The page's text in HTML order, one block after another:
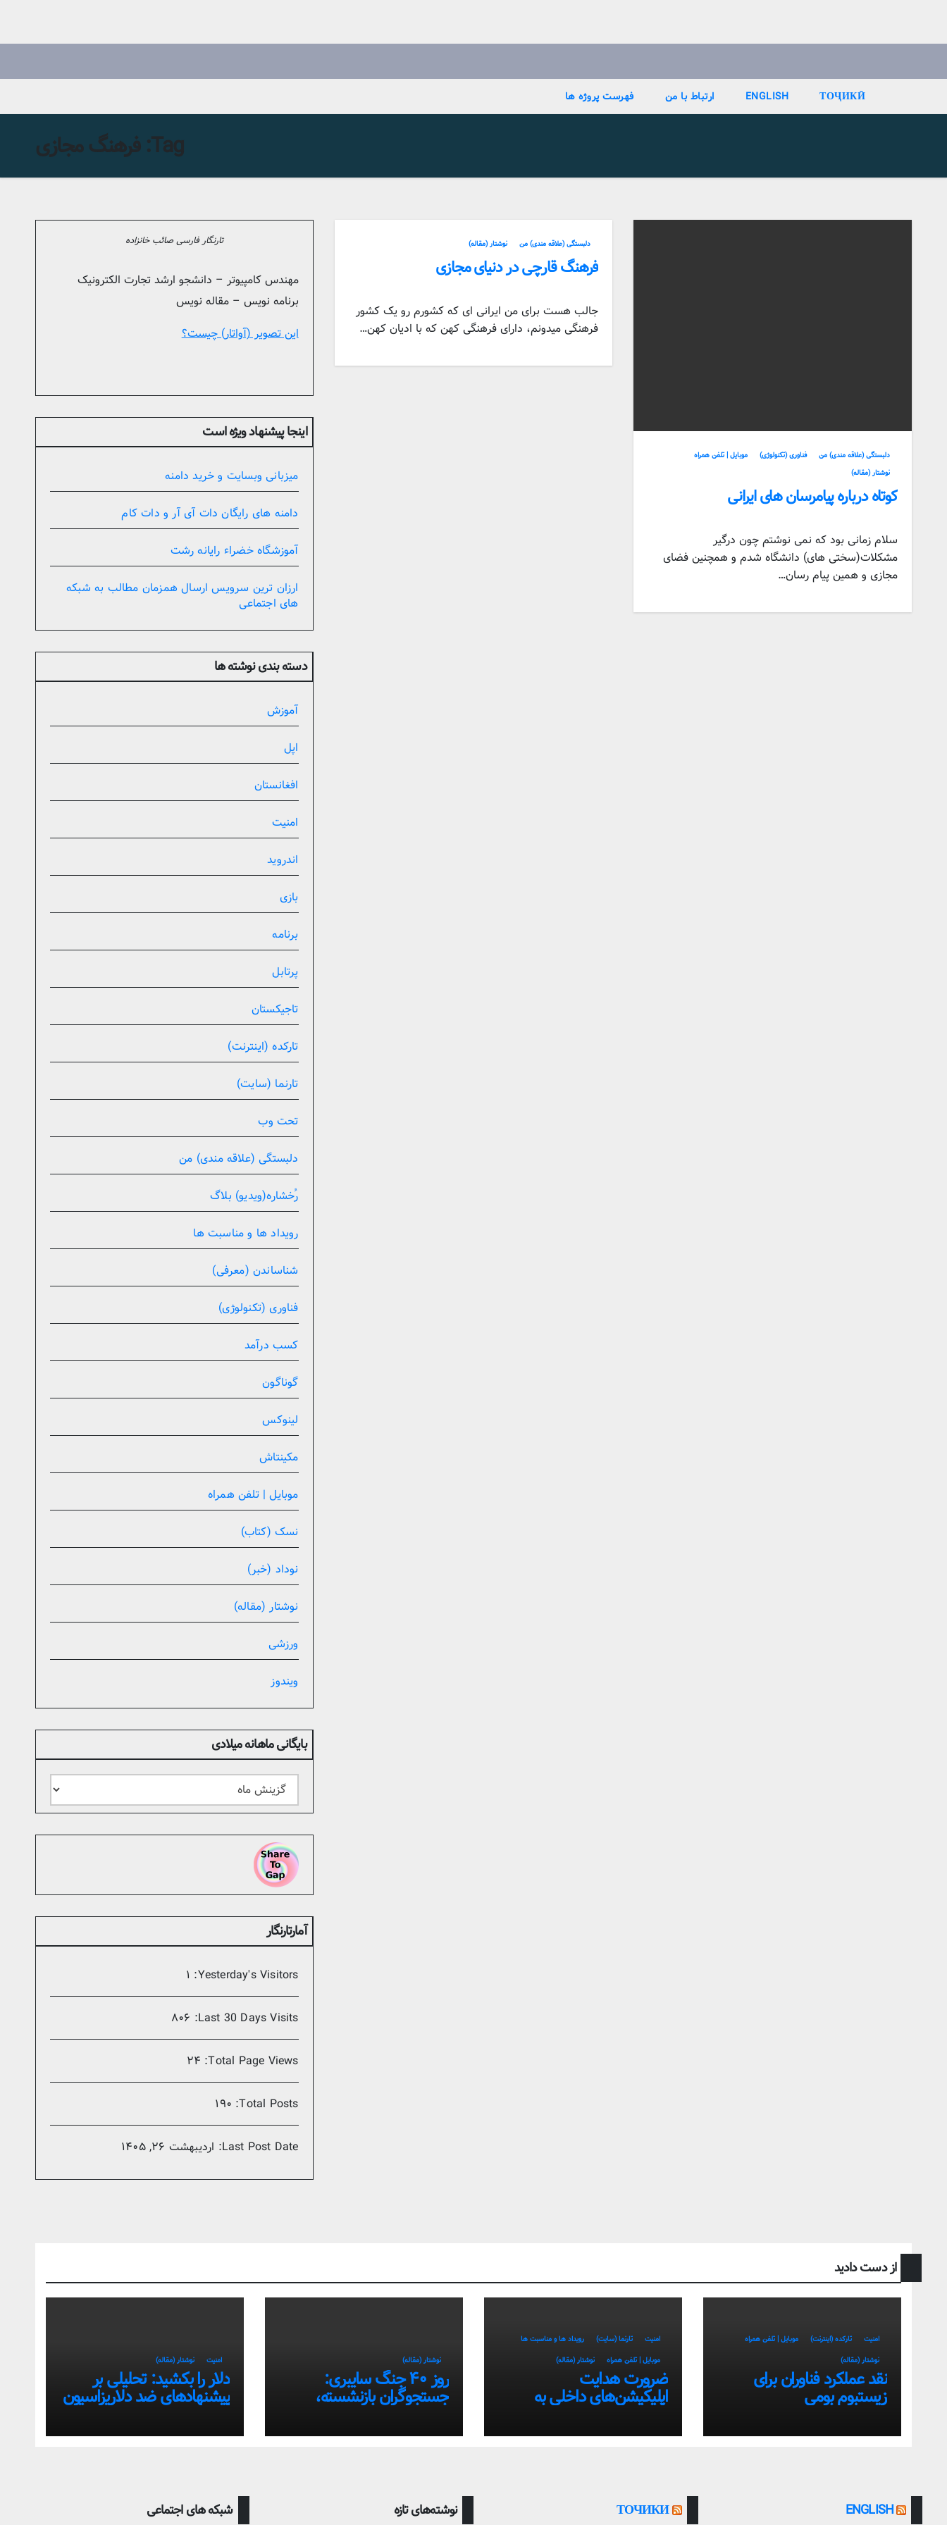
ТОҶИКӢ
ENGLISH ارتباط با من فهرست پروژه ها
Tag: فرهنگ مجازی
دلبستگی (علاقه مندی) من فناوری (تکنولوژی)
موبایل | تلفن همراه
نوشتار (مقاله)
کوتاه درباره پیامرسان های ایرانی
سلام زمانی بود که نمی نوشتم چون درگیر
مشکلات(سختی های) دانشگاه شدم و همچنین فضای
مجازی و همین پیام رسان…
دلبستگی (علاقه مندی) من نوشتار (مقاله)
فرهنگ قارچی در دنیای مجازی
جالب هست برای من ایرانی ای که کشورم رو یک کشور
فرهنگی میدونم، دارای فرهنگی کهن که با ادیان کهن…
تارنگار فارسی صائب خانزاده
مهندس کامپیوتر – دانشجو ارشد تجارت الکترونیک
برنامه نویس – مقاله نویس
این تصویر (آواتار) چیست؟
اینجا پیشنهاد ویژه است
میزبانی وبسایت و خرید دامنه
دامنه های رایگان دات آی آر و دات کام
آموزشگاه خضراء رایانه رشت
ارزان ترین سرویس ارسال همزمان مطالب به شبکه
های اجتماعی
دسته بندی نوشته ها
آموزش
اپل
افغانستان
امنیت
اندروید
بازی
برنامه
پرتابل
تاجیکستان
تارکده (اینترنت)
تارنما (سایت)
تحت وب
دلبستگی (علاقه مندی) من
رُخشاره(ویدیو) بلاگ
رویداد ها و مناسبت ها
شناساندن (معرفی)
فناوری (تکنولوژی)
کسب درآمد
گوناگون
لینوکس
مکینتاش
موبایل | تلفن همراه
نسک (کتاب)
نوداد (خبر)
نوشتار (مقاله)
ورزشی
ویندوز
بایگانی ماهانه میلادی
بایگانی
ماهانه
آمارتارنگار
Yesterday's Visitors: ۱
Last 30 Days Visits: ۸۰۶
Total Page Views: ۲۴
Total Posts: ۱۹۰
Last Post Date: اردیبهشت ۲۶, ۱۴۰۵
از دست دادید
امنیت تارکده (اینترنت)
موبایل | تلفن همراه
نوشتار (مقاله)
نقد عملکرد فناوران برای
زیستبوم بومی
امنیت تارنما (سایت)
رویداد ها و مناسبت ها
موبایل | تلفن همراه
نوشتار (مقاله)
ضرورت هدایت
اپلیکیشن‌های داخلی به
سمت استفاده از سامانه‌های
بومی
نوشتار (مقاله)
روز ۴۰ جنگ سایبری:
جستجوگران بازنشسته،
ضعیف و ستاره‌های موقتی
ایران در بحران اینترنت!
امنیت نوشتار (مقاله)
دلار را بکشید: تحلیلی بر
پیشنهادهای ضد دلاریزاسیون
اقتصاد ایران
ENGLISH
ТОЧИКИ نوشته‌های تازه شبکه های اجتماعی